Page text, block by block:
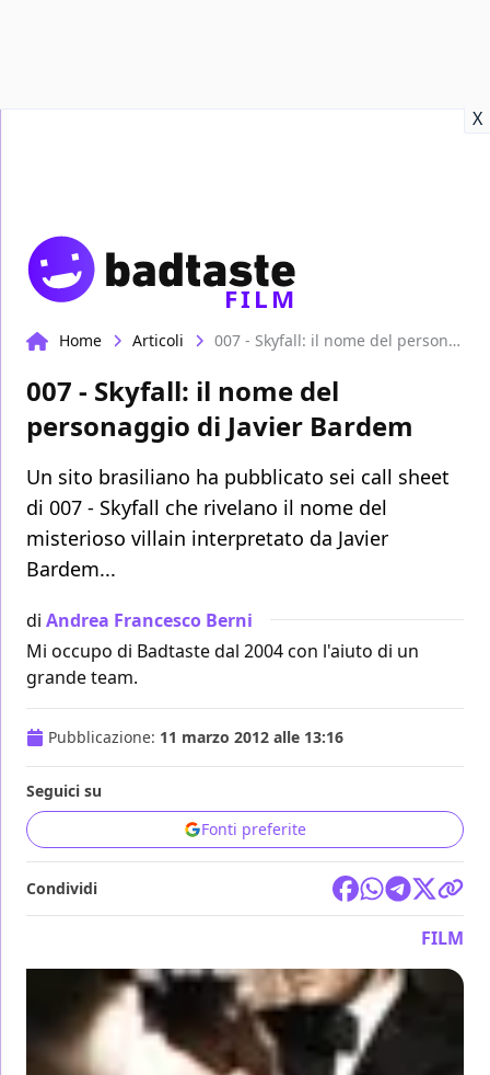
X
FILM
Home Articoli 007 - Skyfall: il nome del personaggio di Javier Bardem
007 - Skyfall: il nome del
personaggio di Javier Bardem
Un sito brasiliano ha pubblicato sei call sheet
di 007 - Skyfall che rivelano il nome del
misterioso villain interpretato da Javier
Bardem...
di Andrea Francesco Berni
Mi occupo di Badtaste dal 2004 con l'aiuto di un
grande team.
Pubblicazione: 11 marzo 2012 alle 13:16
Seguici su
Fonti preferite
Condividi
FILM